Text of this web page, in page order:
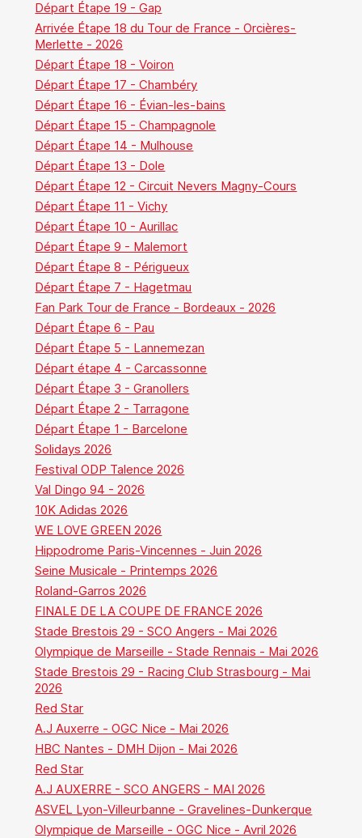
Départ Étape 19 - Gap
Arrivée Étape 18 du Tour de France - Orcières-
Merlette - 2026
Départ Étape 18 - Voiron
Départ Étape 17 - Chambéry
Départ Étape 16 - Évian-les-bains
Départ Étape 15 - Champagnole
Départ Étape 14 - Mulhouse
Départ Étape 13 - Dole
Départ Étape 12 - Circuit Nevers Magny-Cours
Départ Étape 11 - Vichy
Départ Étape 10 - Aurillac
Départ Étape 9 - Malemort
Départ Étape 8 - Périgueux
Départ Étape 7 - Hagetmau
Fan Park Tour de France - Bordeaux - 2026
Départ Étape 6 - Pau
Départ Étape 5 - Lannemezan
Départ étape 4 - Carcassonne
Départ Étape 3 - Granollers
Départ Étape 2 - Tarragone
Départ Étape 1 - Barcelone
Solidays 2026
Festival ODP Talence 2026
Val Dingo 94 - 2026
10K Adidas 2026
WE LOVE GREEN 2026
Hippodrome Paris-Vincennes - Juin 2026
Seine Musicale - Printemps 2026
Roland-Garros 2026
FINALE DE LA COUPE DE FRANCE 2026
Stade Brestois 29 - SCO Angers - Mai 2026
Olympique de Marseille - Stade Rennais - Mai 2026
Stade Brestois 29 - Racing Club Strasbourg - Mai
2026
Red Star
A.J Auxerre - OGC Nice - Mai 2026
HBC Nantes - DMH Dijon - Mai 2026
Red Star
A.J AUXERRE - SCO ANGERS - MAI 2026
ASVEL Lyon-Villeurbanne - Gravelines-Dunkerque
Olympique de Marseille - OGC Nice - Avril 2026